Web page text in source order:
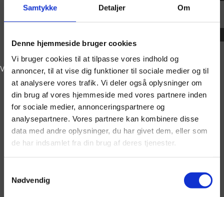
Samtykke Detaljer Om
Denne hjemmeside bruger cookies
Vi bruger cookies til at tilpasse vores indhold og
annoncer, til at vise dig funktioner til sociale medier og til
at analysere vores trafik. Vi deler også oplysninger om
din brug af vores hjemmeside med vores partnere inden
for sociale medier, annonceringspartnere og
analysepartnere. Vores partnere kan kombinere disse
data med andre oplysninger, du har givet dem, eller som
de har indsamlet fra din brug af deres tjenester.
Nødvendig
FAQ
OM OS
BOOKING
Vælg en side
Pigestrip
Mandestrip
Event
Eventpiger
Book en poledancer
Book en drag queen
Book en DJ